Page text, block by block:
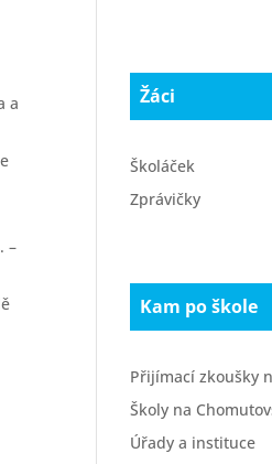
a
–
Žáci
Školáček
Zprávičky
Kam po škole
Přijímací zkoušky
Školy na
Úřady a instituce